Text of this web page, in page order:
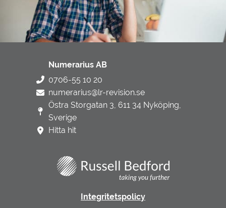
Numerarius AB
0706-55 10 20
numerarius@lr-revision.se
Östra Storgatan 3, 611 34 Nyköping,
Sverige
Hitta hit
Integritetspolicy